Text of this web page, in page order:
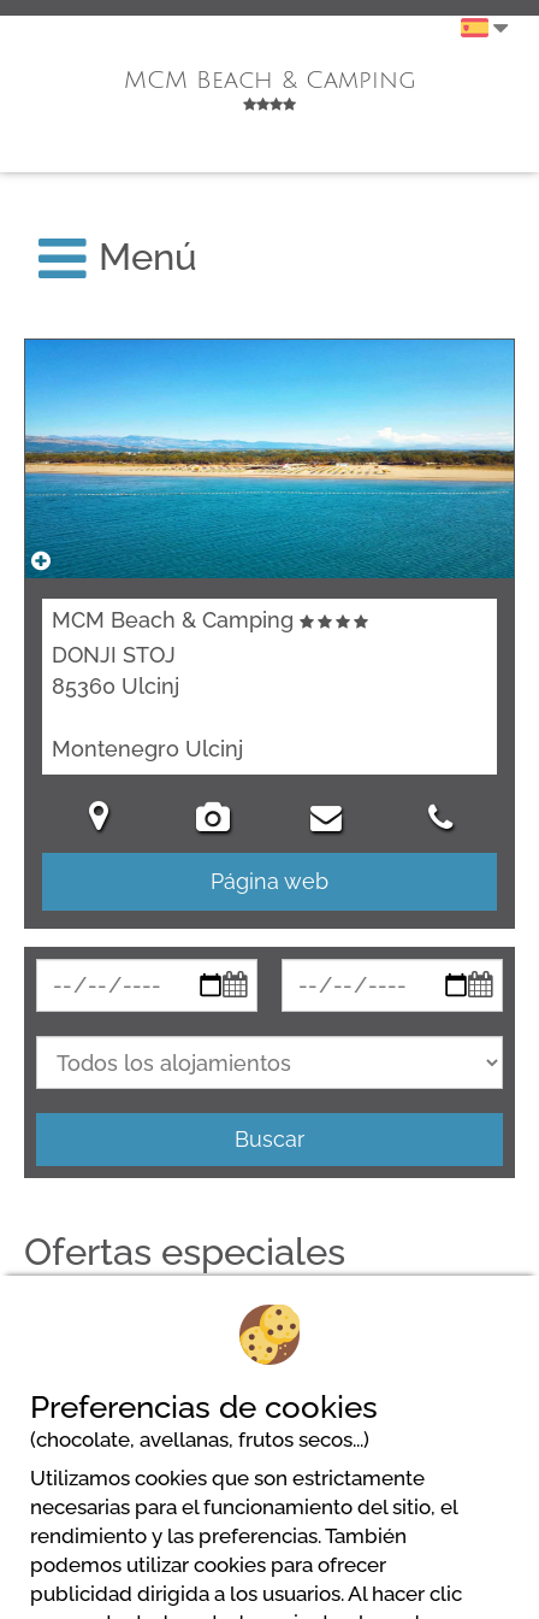
MCM Beach & Camping
Menú
MCM Beach & Camping
DONJI STOJ
85360 Ulcinj
Montenegro Ulcinj
Página web
Buscar
Ofertas especiales
Ningún resultado
MCM Beach & Camping
DONJI STOJ
85360 Ulcinj
Preferencias de cookies
(chocolate, avellanas, frutos secos...)
Utilizamos cookies que son estrictamente
necesarias para el funcionamiento del sitio, el
rendimiento y las preferencias. También
podemos utilizar cookies para ofrecer
publicidad dirigida a los usuarios. Al hacer clic